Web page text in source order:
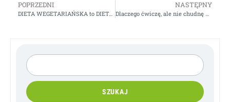
SZUKAJ
POPRZEDNI
DIETA WEGETARIAŃSKA to DIETA „ODCHUDZAJĄCA”
NASTĘPNY
Dlaczego ćwiczę, ale nie chudnę – Gosia Klos